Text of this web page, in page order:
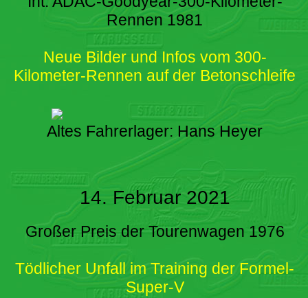
Rennen 1981
Neue Bilder und Infos vom 300-
Kilometer-Rennen auf der Betonschleife
Altes Fahrerlager: Hans Heyer
14. Februar 2021
Großer Preis der Tourenwagen 1976
Tödlicher Unfall im Training der Formel-
Super-V